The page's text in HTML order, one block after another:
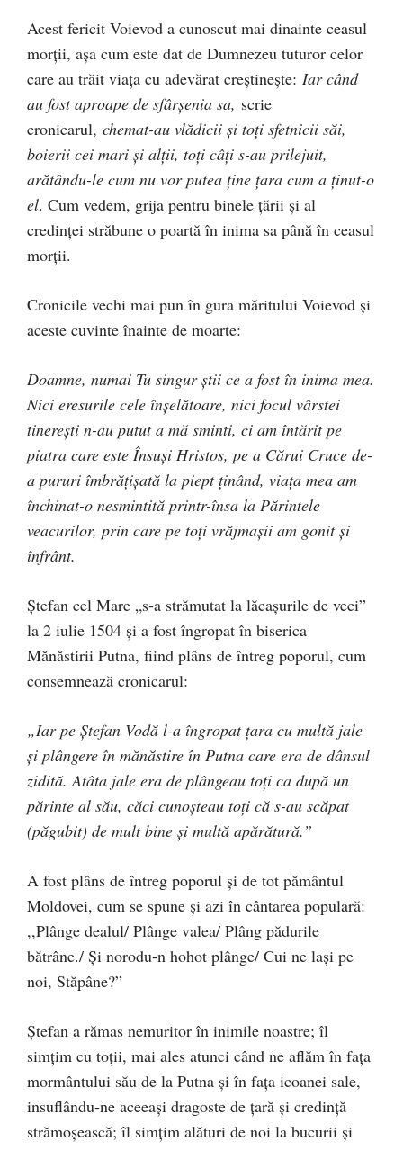
Acest fericit Voievod a cunoscut mai dinainte ceasul
morţii, aşa cum este dat de Dumnezeu tuturor celor
care au trăit viaţa cu adevărat creştineşte: Iar când
au fost aproape de sfârşenia sa, scrie
cronicarul, chemat-au vlădicii şi toţi sfetnicii săi,
boierii cei mari şi alţii, toţi câţi s-au prilejuit,
arătându-le cum nu vor putea ţine ţara cum a ţinut-o
el. Cum vedem, grija pentru binele ţării şi al
credinţei străbune o poartă în inima sa până în ceasul
morţii.
Cronicile vechi mai pun în gura măritului Voievod şi
aceste cuvinte înainte de moarte:
Doamne, numai Tu singur ştii ce a fost în inima mea.
Nici eresurile cele înşelătoare, nici focul vârstei
tinereşti n-au putut a mă sminti, ci am întărit pe
piatra care este Însuşi Hristos, pe a Cărui Cruce de-
a pururi îmbrăţişată la piept ţinând, viaţa mea am
închinat-o nesmintită printr-însa la Părintele
veacurilor, prin care pe toţi vrăjmaşii am gonit şi
înfrânt.
Ştefan cel Mare „s-a strămutat la lăcaşurile de veci”
la 2 iulie 1504 şi a fost îngropat în biserica
Mănăstirii Putna, fiind plâns de întreg poporul, cum
consemnează cronicarul:
„Iar pe Ştefan Vodă l-a îngropat ţara cu multă jale
şi plângere în mănăstire în Putna care era de dânsul
zidită. Atâta jale era de plângeau toţi ca după un
părinte al său, căci cunoşteau toţi că s-au scăpat
(păgubit) de mult bine şi multă apărătură.”
A fost plâns de întreg poporul şi de tot pământul
Moldovei, cum se spune şi azi în cântarea populară:
,,Plânge dealul/ Plânge valea/ Plâng pădurile
bătrâne./ Şi norodu-n hohot plânge/ Cui ne laşi pe
noi, Stăpâne?”
Ştefan a rămas nemuritor în inimile noastre; îl
simţim cu toţii, mai ales atunci când ne aflăm în faţa
mormântului său de la Putna şi în faţa icoanei sale,
insuflându-ne aceeaşi dragoste de ţară şi credinţă
strămoşească; îl simţim alături de noi la bucurii şi